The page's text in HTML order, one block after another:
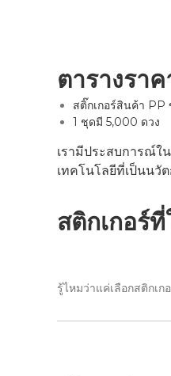
ตารางรา
สติ๊กเกอร์สินค้า PP
1 ชุดมี 5,000 ดวง
เรามีประสบการณ์ใ
เทคโนโลยีที่เป็นนวั
สติกเกอร์
รู้ไหมว่าแค่เลือกสติกเก